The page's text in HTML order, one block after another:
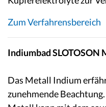
Zum Verfahrensbereich
Indiumbad SLOTOSON
Das Metall Indium
zunehmende